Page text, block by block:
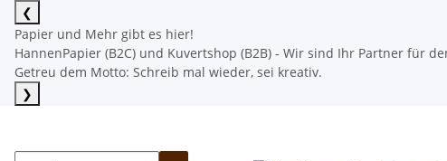
❮
Papier und Mehr gibt es hier!
HannenPapier (B2C) und Kuvertshop (B2B) - Wir sind Ihr Partner für
Getreu dem Motto: Schreib mal wieder, sei kreativ.
❯